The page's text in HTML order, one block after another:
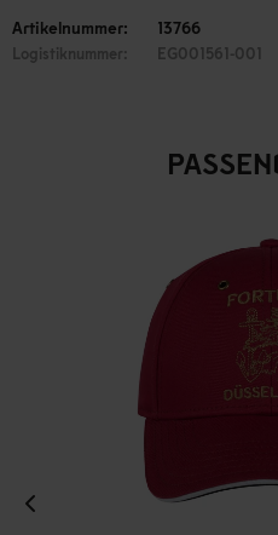
Artikelnummer: 13766
Logistiknummer: EG001561-001